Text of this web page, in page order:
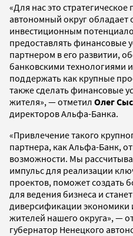
«Для нас это
автономный округ
инвестиционным
предоставлять финансовые
партнером в его развитии,
банковскими технологиями
поддержать как крупные
также сделать финансовые
жителя», — отметил Олег
директоров Альфа-Банка.
«Привлечение такого
партнера, как Альфа-Банк,
возможности. Мы
импульс для реализации
проектов, поможет создать
для ведения бизнеса и
диверсификации экономики
жителей нашего округа», —
губернатор Ненецкого